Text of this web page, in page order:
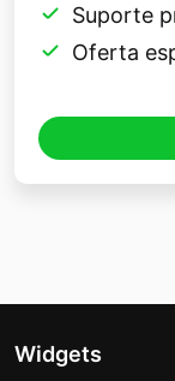
Suporte
Oferta
Widgets